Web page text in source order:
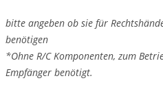
bitte angeben ob sie für
benötigen
*Ohne R/C Komponenten, zum
Empfänger benötigt.